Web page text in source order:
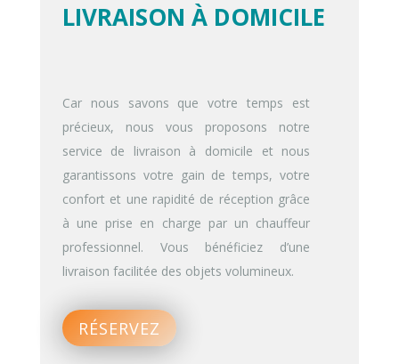
LIVRAISON À DOMICILE
Car nous savons que votre temps est
précieux, nous vous proposons notre
service de livraison à domicile et nous
garantissons votre gain de temps, votre
confort et une rapidité de réception grâce
à une prise en charge par un chauffeur
professionnel. Vous bénéficiez d’une
livraison facilitée des objets volumineux.
RÉSERVEZ